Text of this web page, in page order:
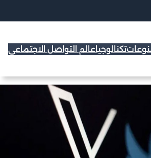
تكنالوجياعالم التواصل الاجتماعي